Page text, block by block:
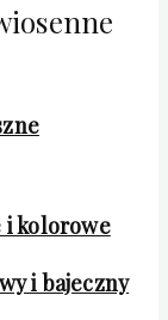
i kolorowe
i bajeczny